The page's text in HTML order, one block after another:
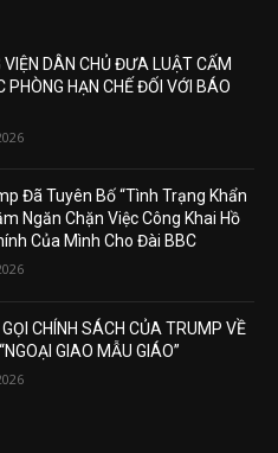
VIỆN DÂN CHỦ ĐƯA LUẬT CẤM
PHÒNG HẠN CHẾ ĐỐI VỚI BÁO
Đã Tuyên Bố “Tình Trạng Khẩn
Ngăn Chặn Việc Công Khai Hồ
Của Mình Cho Đài BBC
GỌI CHÍNH SÁCH CỦA TRUMP VỀ
GIAO MẪU GIÁO”